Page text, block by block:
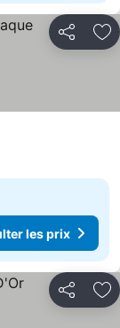
Partager
les prix
les prix
Partager